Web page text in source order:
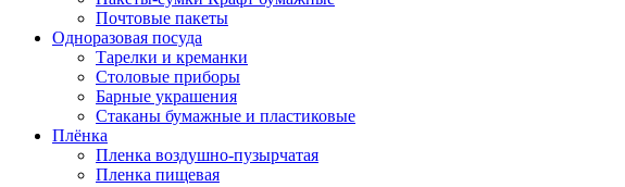
Почтовые пакеты
Одноразовая посуда
Тарелки и креманки
Столовые приборы
Барные украшения
Стаканы бумажные и пластиковые
Плёнка
Пленка воздушно-пузырчатая
Пленка пищевая